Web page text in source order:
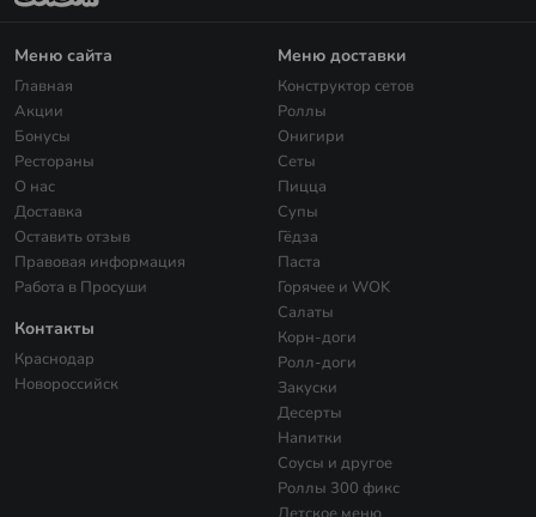
Меню сайта
Главная
Акции
Бонусы
Рестораны
О нас
Доставка
Оставить отзыв
Правовая информация
Работа в Просуши
Контакты
Краснодар
Новороссийск
Меню доставки
Конструктор сетов
Роллы
Онигири
Сеты
Пицца
Супы
Гёдза
Паста
Горячее и WOK
Салаты
Корн-доги
Ролл-доги
Закуски
Десерты
Напитки
Соусы и другое
Роллы 300 фикс